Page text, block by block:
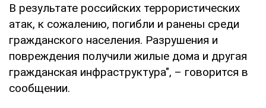
В результате российских террористических
атак, к сожалению, погибли и ранены среди
гражданского населения. Разрушения и
повреждения получили жилые дома и другая
гражданская инфраструктура", – говорится в
сообщении.